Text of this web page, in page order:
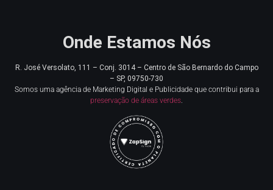
Onde Estamos Nós
R. José Versolato, 111 – Conj. 3014 – Centro de São Bernardo do Campo
– SP, 09750-730
Somos uma agência de Marketing Digital e Publicidade que contribui para a
preservação de áreas verdes